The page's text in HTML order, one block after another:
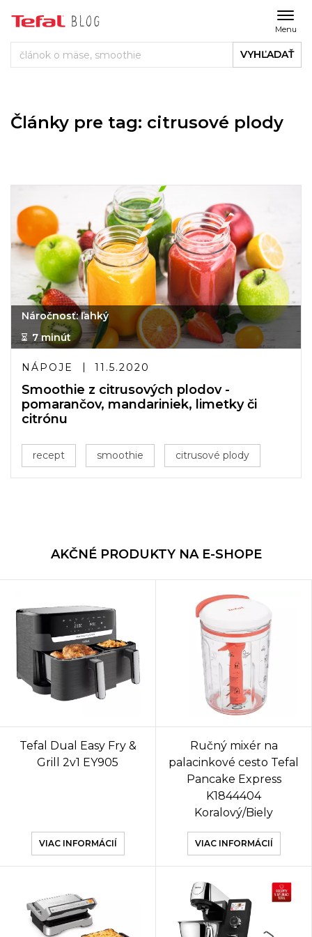
Menu
VYHĽADAŤ
Články pre tag: citrusové plody
Náročnosť: ľahký
7 minút
NÁPOJE 11.5.2020
Smoothie z citrusových plodov -
pomarančov, mandariniek, limetky či
citrónu
recept smoothie citrusové plody
AKČNÉ PRODUKTY NA E-SHOPE
Tefal Dual Easy Fry &
Grill 2v1 EY905
VIAC INFORMÁCIÍ
Ručný mixér na
palacinkové cesto Tefal
Pancake Express
K1844404
Koralový/Biely
VIAC INFORMÁCIÍ